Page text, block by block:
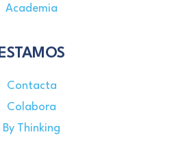
Academia
ESTAMOS
Contacta
Colabora
By Thinking